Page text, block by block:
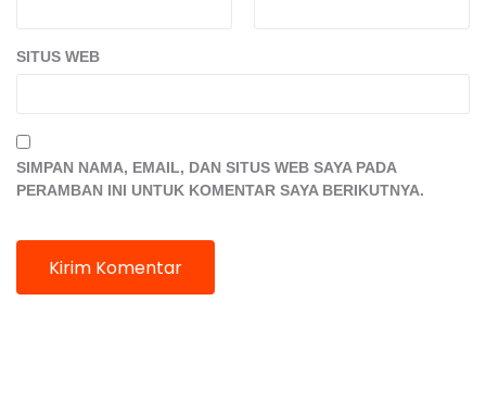
SITUS WEB
SIMPAN NAMA, EMAIL, DAN SITUS WEB SAYA PADA
PERAMBAN INI UNTUK KOMENTAR SAYA BERIKUTNYA.